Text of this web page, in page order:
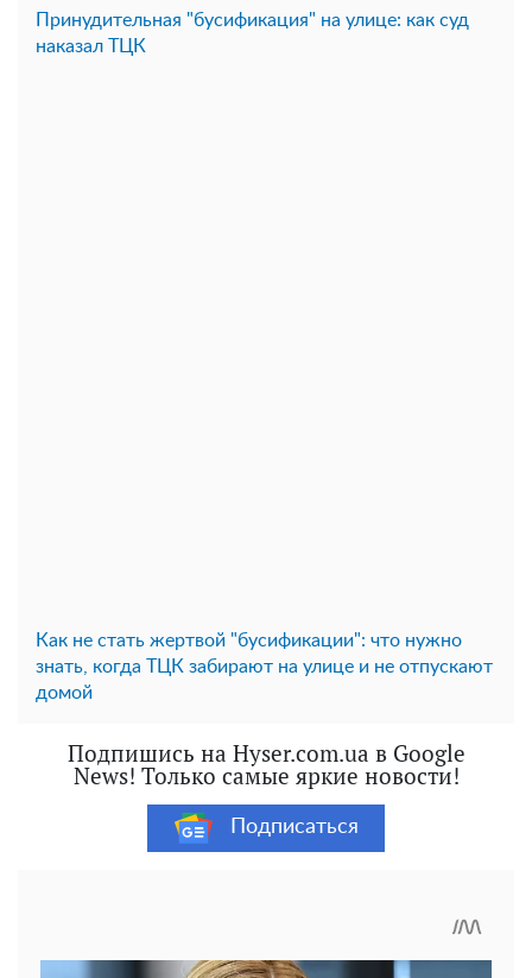
Принудительная "бусификация" на улице: как суд
наказал ТЦК
Как не стать жертвой "бусификации": что нужно
знать, когда ТЦК забирают на улице и не отпускают
домой
Подпишись на Hyser.com.ua в Google
News! Только самые яркие новости!
Подписаться